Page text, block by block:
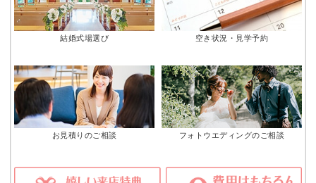
結婚式場選び 空き状況・見学予約
お見積りのご相談 フォトウエディングのご相談